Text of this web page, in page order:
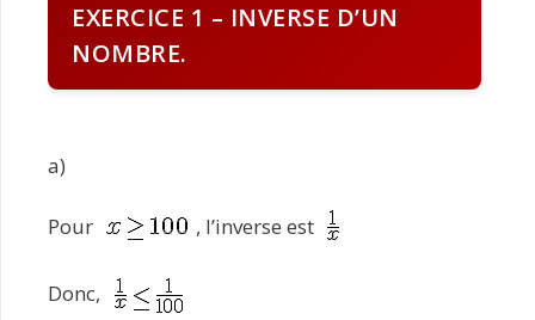
EXERCICE 1 – INVERSE D’UN
NOMBRE.
a)
Pour , l’inverse est
Donc,